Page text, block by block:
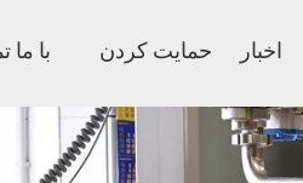
اخبار حمایت کردن با ما